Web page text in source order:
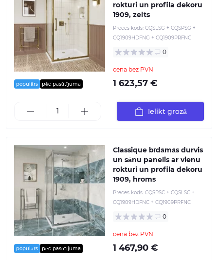
populārs pēc pasūtījuma
rokturi un profila dekoru
1909, zelts
Preces kods: CQSLSG + CQSPSG +
CQ1909HDFNG + CQ1909PRFNG
0
cena bez PVN
1 623,57 €
Ielikt grozā
populārs pēc pasūtījuma
Classique bīdāmās durvis
un sānu panelis ar vienu
rokturi un profila dekoru
1909, hroms
Preces kods: CQSPSC + CQSLSC +
CQ1909HDFNC + CQ1909PRFNC
0
cena bez PVN
1 467,90 €